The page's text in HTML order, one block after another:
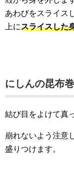
あわびをスライス
上にスライスした
にしんの昆布巻
結び目をよけて真
崩れないよう注意
盛りつけます。